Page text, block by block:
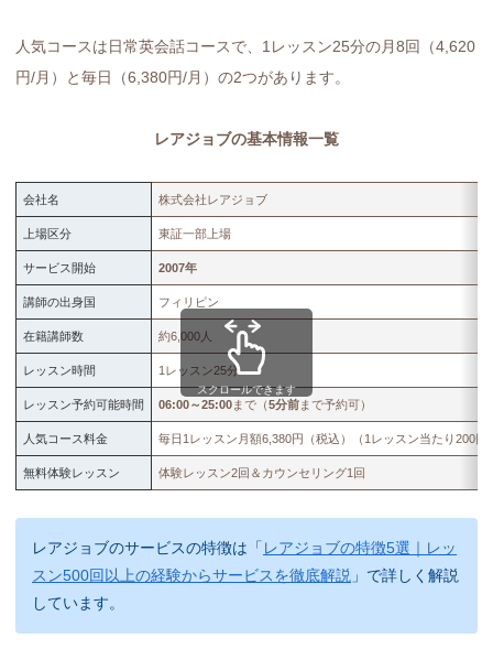
人気コースは日常英会話コースで、1レッスン25分の月8回（4,620
円/月）と毎日（6,380円/月）の2つがあります。
レアジョブの基本情報一覧
会社名 株式会社レアジョブ
上場区分 東証一部上場
サービス開始 2007年
講師の出身国 フィリピン
在籍講師数 約6,000人
レッスン時間 1レッスン25分
レッスン予約可能時間 06:00～25:00まで（5分前まで予約可）
人気コース料金 毎日1レッスン月額6,380円（税込）（1レッスン当たり200円
無料体験レッスン 体験レッスン2回＆カウンセリング1回
スクロールできます
レアジョブのサービスの特徴は「 レアジョブの特徴5選｜レッ
スン500回以上の経験からサービスを徹底解説 」で詳しく解説
しています。